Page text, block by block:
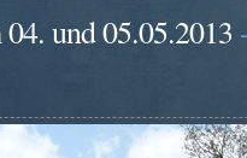
und 05.05.2013